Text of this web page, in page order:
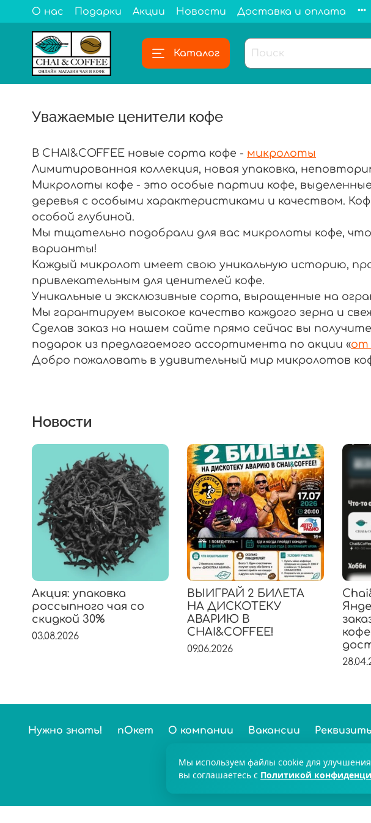
О нас Подарки Акции Новости Доставка и оплата
Каталог
Уважаемые ценители кофе
В CHAI&COFFEE новые сорта кофе - микролоты
Лимитированная коллекция, новая упаковка,
Микролоты кофе - это особые партии кофе,
деревья с особыми характеристиками и качеством.
особой глубиной.
Мы тщательно подобрали для вас микролоты кофе,
варианты!
Каждый микролот имеет свою уникальную историю,
привлекательным для ценителей кофе.
Уникальные и эксклюзивные сорта, выращенные на
Мы гарантируем высокое качество каждого зерна и
Сделав заказ на нашем сайте прямо сейчас вы
подарок из предлагаемого ассортимента по акции «от
Добро пожаловать в удивительный мир микролотов
Новости
Акция: упаковка
россыпного чая со
скидкой 30%
03.08.2026
ВЫИГРАЙ 2 БИЛЕТА
НА ДИСКОТЕКУ
АВАРИЮ В
CHAI&COFFEE!
09.06.2026
Нужно знать! пОкет О компании Вакансии
Нас выбирают более 100 000
8-800-
Мы используем файлы cookie для
вы соглашаетесь с Политикой